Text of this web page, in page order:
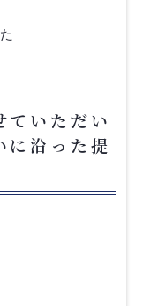
ていただい
に沿った提